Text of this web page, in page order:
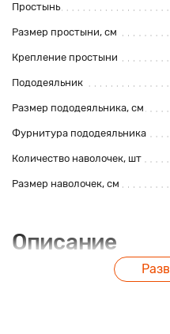
Простынь
Размер простыни, см
Крепление простыни
Пододеяльник
Размер пододеяльника, см
Фурнитура пододеяльника
Количество наволочек, шт
Размер наволочек, см
Описание
Постельное белье из